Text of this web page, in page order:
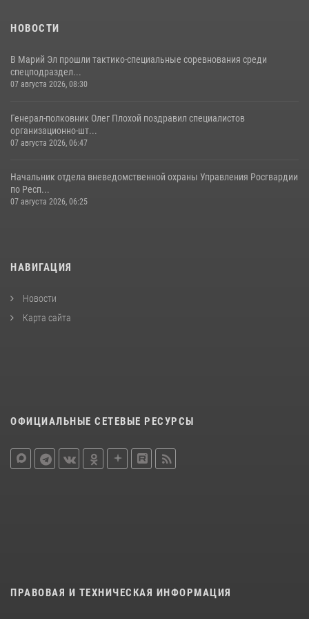
НОВОСТИ
В Марий Эл прошли тактико-специальные соревнования среди
спецподраздел...
07 августа 2026, 08:30
Генерал-полковник Олег Плохой поздравил специалистов
организационно-шт...
07 августа 2026, 06:47
Начальник отдела вневедомственной охраны Управления Росгвардии
по Респ...
07 августа 2026, 06:25
НАВИГАЦИЯ
Новости
Карта сайта
ОФИЦИАЛЬНЫЕ СЕТЕВЫЕ РЕСУРСЫ
ПРАВОВАЯ И ТЕХНИЧЕСКАЯ ИНФОРМАЦИЯ